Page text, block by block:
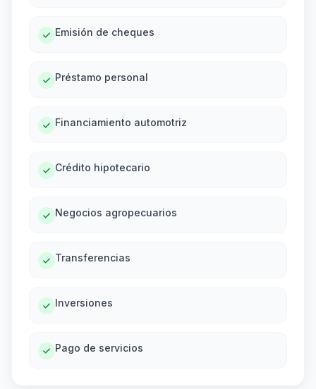
Emisión de cheques
Préstamo personal
Financiamiento automotriz
Crédito hipotecario
Negocios agropecuarios
Transferencias
Inversiones
Pago de servicios